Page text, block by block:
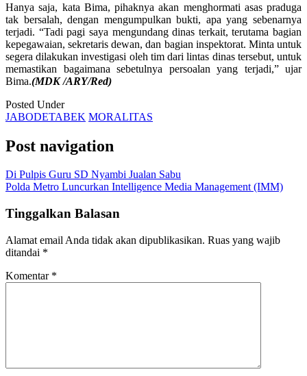
Hanya saja, kata Bima, pihaknya akan menghormati asas praduga
tak bersalah, dengan mengumpulkan bukti, apa yang sebenarnya
terjadi. “Tadi pagi saya mengundang dinas terkait, terutama bagian
kepegawaian, sekretaris dewan, dan bagian inspektorat. Minta untuk
segera dilakukan investigasi oleh tim dari lintas dinas tersebut, untuk
memastikan bagaimana sebetulnya persoalan yang terjadi,” ujar
Bima.(MDK /ARY/Red)
Posted Under
JABODETABEK MORALITAS
Post navigation
Di Pulpis Guru SD Nyambi Jualan Sabu
Polda Metro Luncurkan Intelligence Media Management (IMM)
Tinggalkan Balasan
Alamat email Anda tidak akan dipublikasikan. Ruas yang wajib
ditandai *
Komentar *